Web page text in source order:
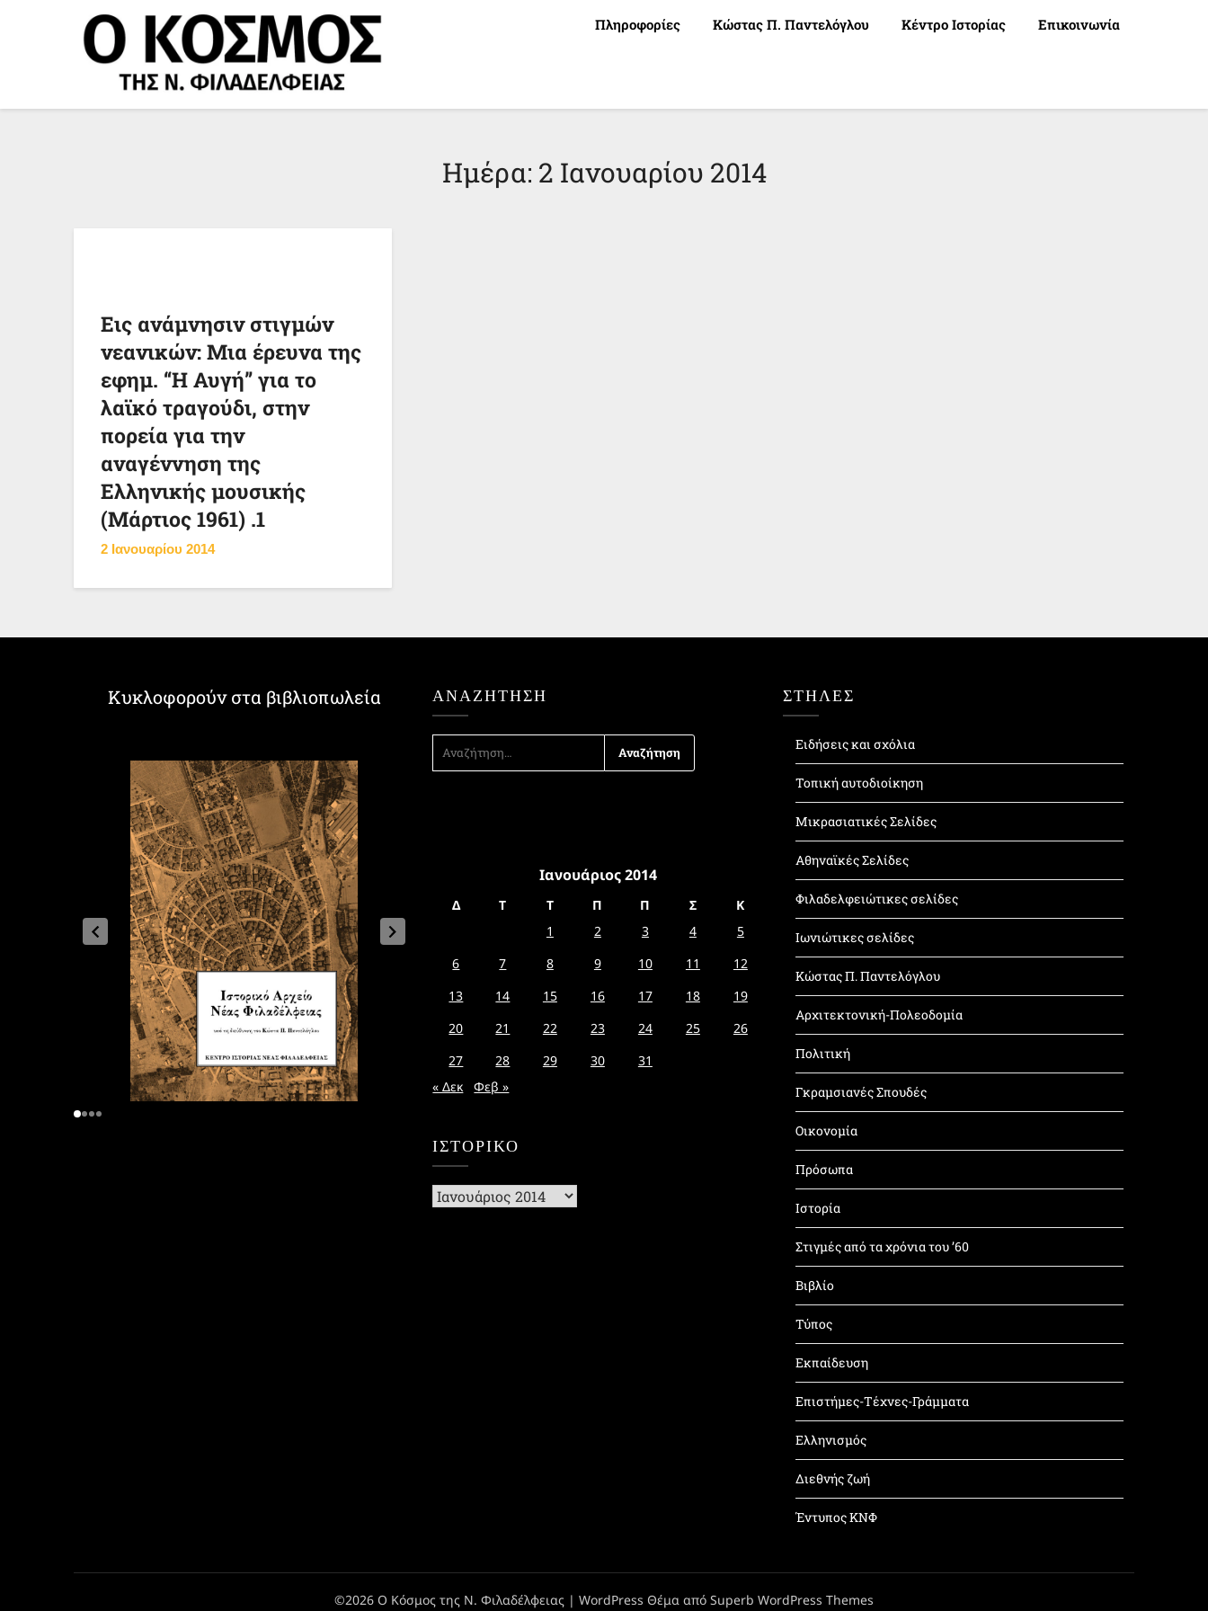
Πληροφορίες Κώστας Π. Παντελόγλου Κέντρο Ιστορίας Επικοινωνία
Ημέρα: 2 Ιανουαρίου 2014
Εις ανάμνησιν στιγμών
νεανικών: Μια έρευνα της
εφημ. “Η Αυγή” για το
λαϊκό τραγούδι, στην
πορεία για την
αναγέννηση της
Ελληνικής μουσικής
(Μάρτιος 1961) .1
2 Ιανουαρίου 2014
Κυκλοφορούν στα βιβλιοπωλεία ΑΝΑΖΉΤΗΣΗ
ΓΙΑ:
Ιανουάριος 2014
Δ Τ Τ Π Π Σ
Κ
1
2 3 4
5
6
7 8 9 10 11
12
13
14 15 16 17 18
19
20
21 22 23 24 25
26
27
28 29 30
31
« Δεκ
Φεβ »
ΙΣΤΟΡΙΚΌ
Ιστορικό
ΣΤΗΛΕΣ
Ειδήσεις και σχόλια
Τοπική αυτοδιοίκηση
Μικρασιατικές Σελίδες
Αθηναϊκές Σελίδες
Φιλαδελφειώτικες σελίδες
Ιωνιώτικες σελίδες
Κώστας Π. Παντελόγλου
Αρχιτεκτονική-Πολεοδομία
Πολιτική
Γκραμσιανές Σπουδές
Οικονομία
Πρόσωπα
Ιστορία
Στιγμές από τα χρόνια του ’60
Βιβλίο
Τύπος
Εκπαίδευση
Επιστήμες-Τέχνες-Γράμματα
Ελληνισμός
Διεθνής ζωή
Έντυπος ΚΝΦ
©2026 Ο Κόσμος της Ν. Φιλαδέλφειας | WordPress Θέμα από Superb WordPress Themes